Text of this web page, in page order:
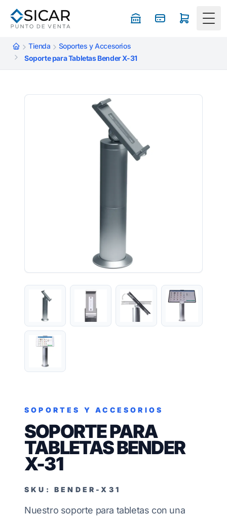
Tienda
Soportes y Accesorios
Soporte para Tabletas Bender X-31
SOPORTES Y ACCESORIOS
SOPORTE PARA
TABLETAS BENDER
X-31
SKU: BENDER-X31
Nuestro soporte para tabletas con una